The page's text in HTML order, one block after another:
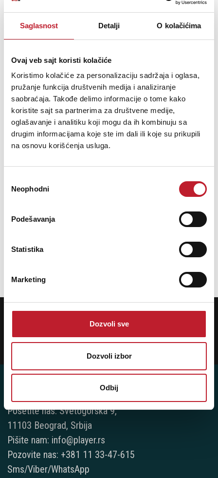
Saglasnost Detalji O kolačićima
Ovaj veb sajt koristi kolačiće
Koristimo kolačiće za personalizaciju sadržaja i oglasa,
pružanje funkcija društvenih medija i analiziranje
saobraćaja. Takođe delimo informacije o tome kako
koristite sajt sa partnerima za društvene medije,
oglašavanje i analitiku koji mogu da ih kombinuju sa
drugim informacijama koje ste im dali ili koje su prikupili
na osnovu korišćenja usluga.
сагласности
Neophodni
Podešavanja
Statistika
Marketing
Dozvoli sve
Dozvoli izbor
Odbij
NAPAJANJE
POTREBNA VAM JE POMOĆ? POZOVITE NAS!
prijavite se na naš NEWSLETTER!
Posetite nas: Svetogorska 9,
11103 Beograd, Srbija
Pišite nam: info@player.rs
Pozovite nas: +381 11 33-47-615
Sms/Viber/WhatsApp